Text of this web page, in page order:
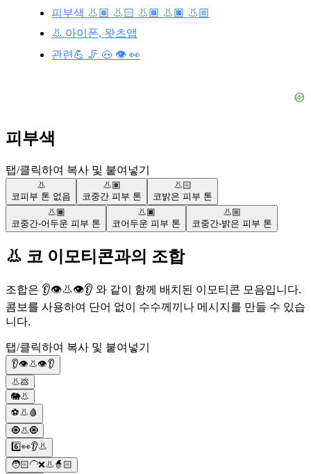
피부색 👃🏽 👃🏻 👃🏾 👃🏿 👃🏼
👃 아이폰, 왓츠앱
관련💪 🦵 🐽 👁️ 👀
피부색
탭/클릭하여 복사 및 붙여넣기
👃
코피부 톤 없음
👃🏽
코 중간 피부 톤
👃🏻
코 밝은 피부 톤
👃🏾
코 중간-어두운 피부 톤
👃🏿
코 어두운 피부 톤
👃🏼
코 중간-밝은 피부 톤
👃 코 이모티콘과의 조합
조합은 👂👁️👃👁️👂 와 같이 함께 배치된 이모티콘 모음입니다.
콤보를 사용하여 단어 없이 수수께끼나 메시지를 만들 수 있습
니다.
탭/클릭하여 복사 및 붙여넣기
👂👁️👃👁️👂
👃💩
🐘👃
⚽️👃🩸
🧿👃🧿
6️⃣👀👂👃
🧑🏻‍🦲❌👃🧙🏻